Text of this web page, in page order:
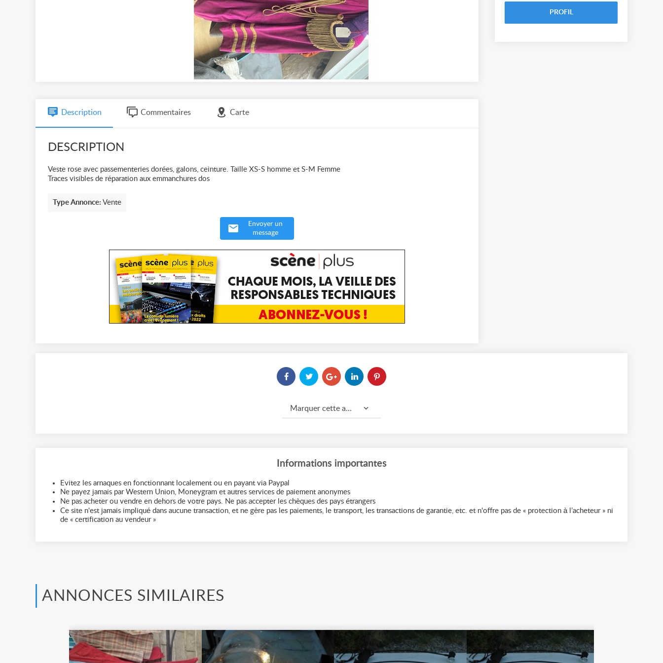
Description Commentaires Carte
DESCRIPTION
Veste rose avec passementeries dorées, galons, ceinture. Taille XS-S homme et S-M Femme
Traces visibles de réparation aux emmanchures dos
Type Annonce: Vente
Envoyer un
message
PROFIL
Marquer cette annonce comme...
Informations importantes
Evitez les arnaques en fonctionnant localement ou en payant via Paypal
Ne payez jamais par Western Union, Moneygram et autres services de paiement anonymes
Ne pas acheter ou vendre en dehors de votre pays. Ne pas accepter les chèques des pays étrangers
Ce site n'est jamais impliqué dans aucune transaction, et ne gère pas les paiements, le transport, les transactions de garantie, etc. et n'offre pas de « protection à l’acheteur » ni
de « certification au vendeur »
ANNONCES SIMILAIRES